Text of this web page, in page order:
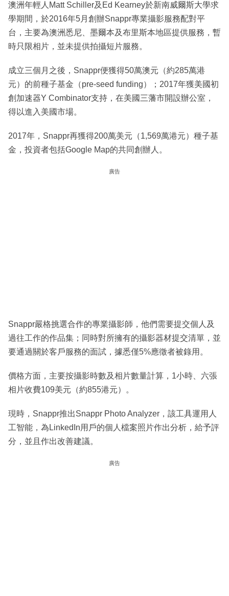
澳洲年輕人Matt Schiller及Ed Kearney於新南威爾斯大學求
學期間，於2016年5月創辦Snappr專業攝影服務配對平
台，主要為澳洲悉尼、墨爾本及布里斯本地區提供服務，暫
時只限相片，並未提供拍攝短片服務。
成立三個月之後，Snappr便獲得50萬澳元（約285萬港
元）的前種子基金（pre-seed funding）；2017年獲美國初
創加速器Y Combinator支持，在美國三藩市開設辦公室，
得以進入美國市場。
2017年，Snappr再獲得200萬美元（1,569萬港元）種子基
金，投資者包括Google Map的共同創辦人。
廣告
Snappr嚴格挑選合作的專業攝影師，他們需要提交個人及
過往工作的作品集；同時對所擁有的攝影器材提交清單，並
要通過關於客戶服務的面試，據悉僅5%應徵者被錄用。
價格方面，主要按攝影時數及相片數量計算，1小時、六張
相片收費109美元（約855港元）。
現時，Snappr推出Snappr Photo Analyzer，該工具運用人
工智能，為LinkedIn用戶的個人檔案照片作出分析，給予評
分，並且作出改善建議。
廣告